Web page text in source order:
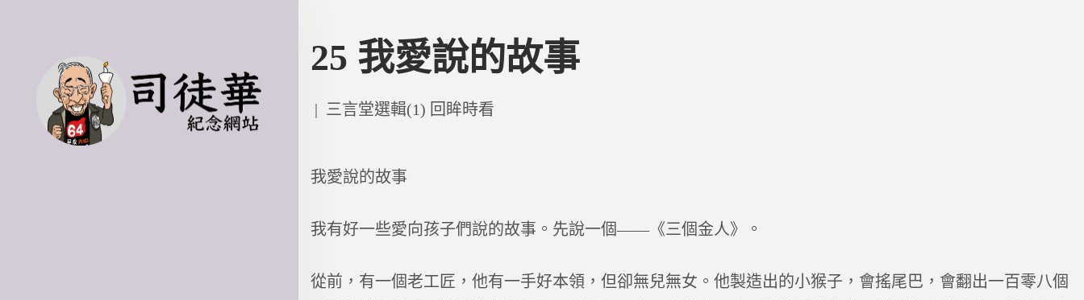
25 我愛說的故事
Posted
三言堂選輯(1) 回眸時看
我愛說的故事
我有好一些愛向孩子們說的故事。先說一個——《三個金人》。
從前，有一個老工匠，他有一手好本領，但卻無兒無女。他製造出的小猴子，會搖尾巴，會翻出一百零八個